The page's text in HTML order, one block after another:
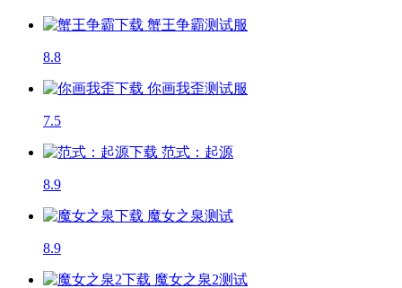
蟹王争霸测试服
8.8
你画我歪测试服
7.5
范式：起源
8.9
魔女之泉测试
8.9
魔女之泉2测试